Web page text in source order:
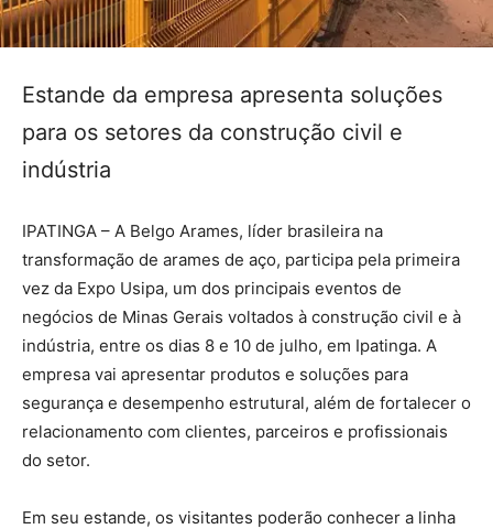
Estande da empresa apresenta soluções
para os setores da construção civil e
indústria
IPATINGA – A Belgo Arames, líder brasileira na
transformação de arames de aço, participa pela primeira
vez da Expo Usipa, um dos principais eventos de
negócios de Minas Gerais voltados à construção civil e à
indústria, entre os dias 8 e 10 de julho, em Ipatinga. A
empresa vai apresentar produtos e soluções para
segurança e desempenho estrutural, além de fortalecer o
relacionamento com clientes, parceiros e profissionais
do setor.
Em seu estande, os visitantes poderão conhecer a linha